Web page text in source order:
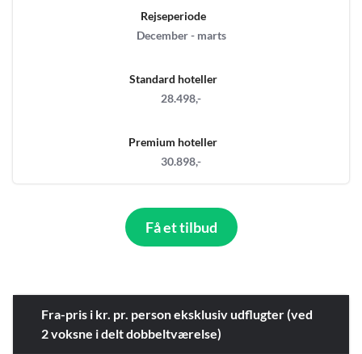
Rejseperiode
December - marts
Standard hoteller
28.498,-
Premium hoteller
30.898,-
Få et tilbud
Fra-pris i kr. pr. person eksklusiv udflugter (ved
2 voksne i delt dobbeltværelse)